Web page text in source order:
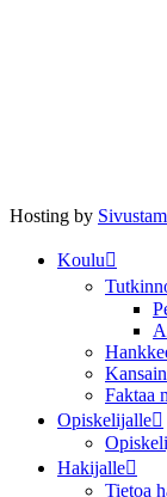
Hosting by
Koulu
Faktaa
Opiskelijalle
Hakijalle
Tietoa